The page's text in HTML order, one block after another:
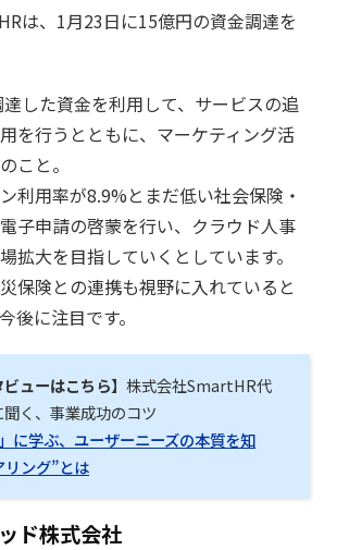
は、1月23日に15億円の資金調達を
した資金を利用して、サービスの追
を行うとともに、マーケティング活
こと。
利用率が8.9%とまだ低い社会保険・
子申請の啓蒙を行い、クラウド人事
拡大を目指していくとしています。
保険との連携も視野に入れていると
後に注目です。
ビューはこちら】 株式会社SmartHR代
く、事業成功のコツ
に学ぶ、ユーザーニーズの本質を知
リング”とは
ド株式会社